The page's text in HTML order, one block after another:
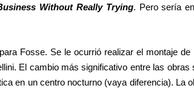
Without Really Trying. Pero sería
Fosse. Se le ocurrió realizar el montaje de
El cambio más significativo entre las
en un centro nocturno (vaya diferencia). La